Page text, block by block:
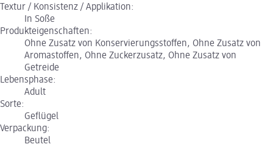
Textur / Konsistenz / Applikation:
In Soße
Produkteigenschaften:
Ohne Zusatz von Konservierungsstoffen, Ohne Zusatz von
Aromastoffen, Ohne Zuckerzusatz, Ohne Zusatz von
Getreide
Lebensphase:
Adult
Sorte:
Geflügel
Verpackung:
Beutel